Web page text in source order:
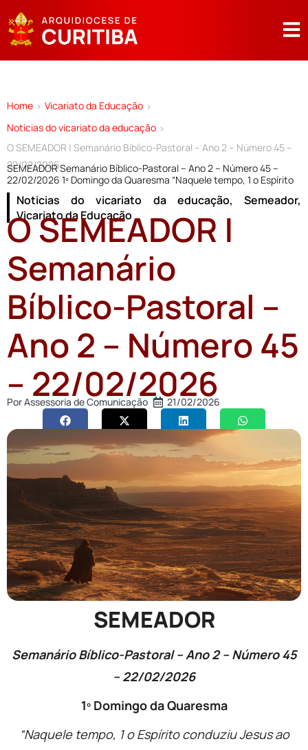
Home > Vicariato da Educação >
Noticias do vicariato da educação >
O SEMEADOR | Semanário Bíblico-Pastoral – Ano 2 – Número 45 –
22/02/2026
SEMEADOR Semanário Bíblico-Pastoral – Ano 2 – Número 45 –
22/02/2026 1º Domingo da Quaresma “Naquele tempo, 1 o Espírito
Noticias do vicariato da educação,Semeador,
Vicariato da Educação
O SEMEADOR |
Semanário
Bíblico-Pastoral –
Ano 2 – Número 45
– 22/02/2026
PorAssessoria de Comunicação 21/02/2026
SEMEADOR
Semanário Bíblico-Pastoral – Ano 2 – Número 45
– 22/02/2026
1º Domingo da Quaresma
“Naquele tempo, 1 o Espírito conduziu Jesus ao